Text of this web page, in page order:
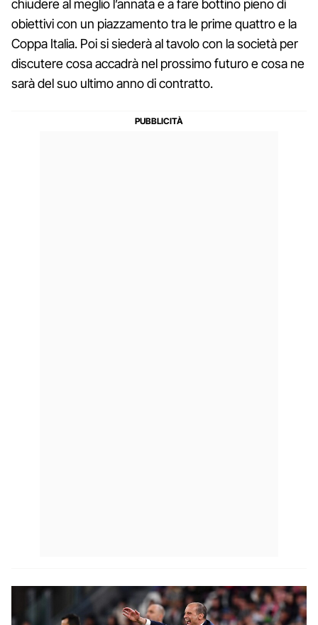
chiudere al meglio l’annata e a fare bottino pieno di
obiettivi con un piazzamento tra le prime quattro e la
Coppa Italia. Poi si siederà al tavolo con la società per
discutere cosa accadrà nel prossimo futuro e cosa ne
sarà del suo ultimo anno di contratto.